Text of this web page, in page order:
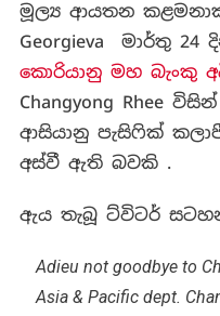
මූල්‍ය ආයතන
Georgieva මාර්තු
කොරියානු මහ බැංකු
Changyong Rhee
ආසියානු පැසිෆික්
අස්වී ඇති බවකි .
ඇය තැබූ ට්විටර්
Adieu not goodbye to
Asia & Pacific dept.